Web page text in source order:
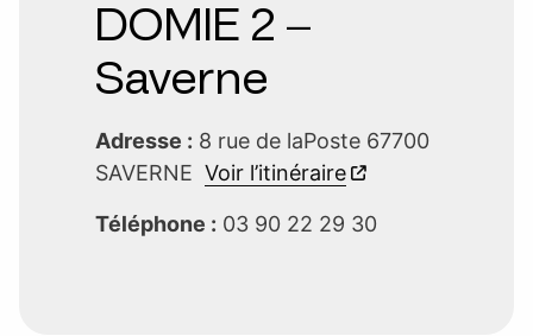
DOMIE 2 –
Saverne
Adresse : 8 rue de laPoste 67700
SAVERNE Voir l’itinéraire
Téléphone : 03 90 22 29 30